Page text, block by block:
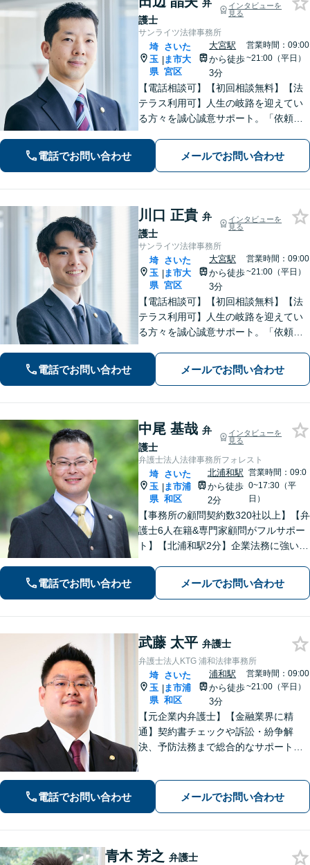
弁
護士
インタビューを
見る
サンライツ法律事務所
埼
玉
県
|
さいた
ま市大
宮区
大宮駅
から徒歩
3分
営業時間：09:00
~21:00（平日）
【電話相談可】【初回相談無料】【法
テラス利用可】人生の岐路を迎えてい
る方々を誠心誠意サポート。「依頼者
女問題／借金問題／相続／企業法務／
刑事事件／交通事故／労働問題など、
電話でお問い合わせ メールでお問い合わせ
川口 正貴 弁
護士
インタビューを
見る
サンライツ法律事務所
埼
玉
県
|
さいた
ま市大
宮区
大宮駅
から徒歩
3分
営業時間：09:00
~21:00（平日）
【電話相談可】【初回相談無料】【法
テラス利用可】人生の岐路を迎えてい
る方々を誠心誠意サポート。「依頼者
女問題／借金問題／相続／企業法務／
刑事事件／交通事故／労働問題など、
電話でお問い合わせ メールでお問い合わせ
中尾 基哉 弁
護士
インタビューを
見る
弁護士法人法律事務所フォレスト
埼
玉
県
|
さいた
ま市浦
和区
北浦和駅
から徒歩
2分
営業時間：09:0
0~17:30（平
日）
【事務所の顧問契約数320社以上】【弁
護士6人在籍&専門家顧問がフルサポー
ト】【北浦和駅2分】企業法務に強い弁
動産などに対応します。中小企業さ
ま、個人事業主さまからのご相談に注
電話でお問い合わせ メールでお問い合わせ
武藤 太平 弁護士
弁護士法人KTG 浦和法律事務所
埼
玉
県
|
さいた
ま市浦
和区
浦和駅
から徒歩
3分
営業時間：09:00
~21:00（平日）
【元企業内弁護士】【金融業界に精
通】契約書チェックや訴訟・紛争解
決、予防法務まで総合的なサポートが
電話でお問い合わせ メールでお問い合わせ
青木 芳之 弁護士